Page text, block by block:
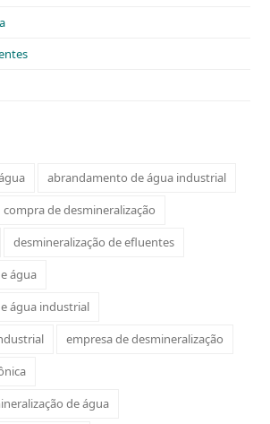
abrandamento de água industrial
compra de desmineralização
desmineralização de efluentes
água
água industrial
empresa de desmineralização
de água